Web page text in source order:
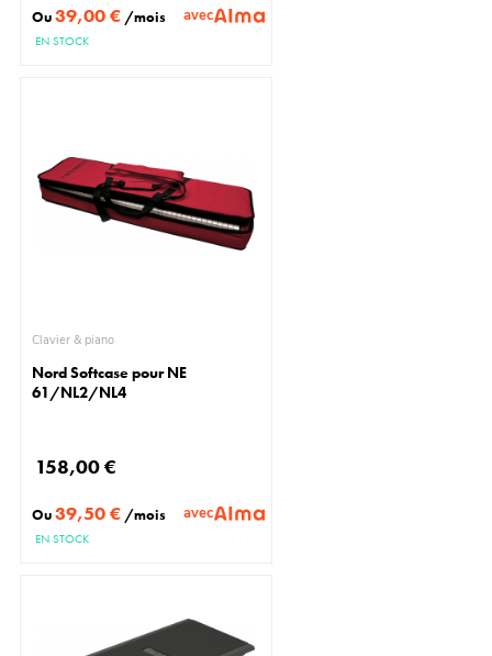
Ou39,00 € /mois avec
EN STOCK
Clavier & piano
Nord Softcase pour NE
61/NL2/NL4
158,00 €
Ou39,50 € /mois avec
EN STOCK